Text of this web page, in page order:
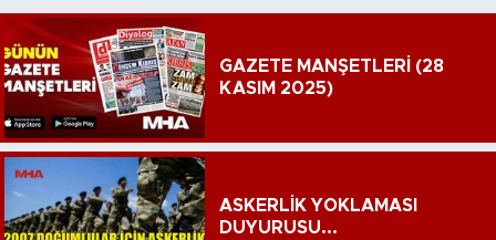
GAZETE MANŞETLERİ (28
KASIM 2025)
ASKERLİK YOKLAMASI
DUYURUSU...